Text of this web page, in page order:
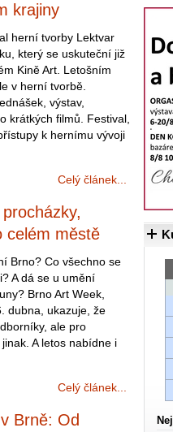
krajiny
herní tvorby Lektvar
který se uskuteční již
Kině Art. Letošním
v herní tvorbě.
výstav,
krátkých filmů. Festival,
k hernímu vývoji
Celý článek...
celém městě
Brno? Co všechno se
A dá se u umění
Brno Art Week,
dubna, ukazuje, že
ale pro
A letos nabídne i
Celý článek...
Brně: Od